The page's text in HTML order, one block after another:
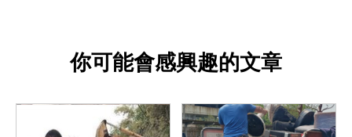
你可能會感興趣的文章